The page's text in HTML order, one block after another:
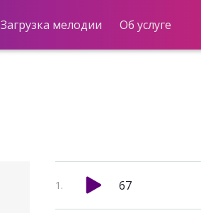
Загрузка мелодии Об услуге
67